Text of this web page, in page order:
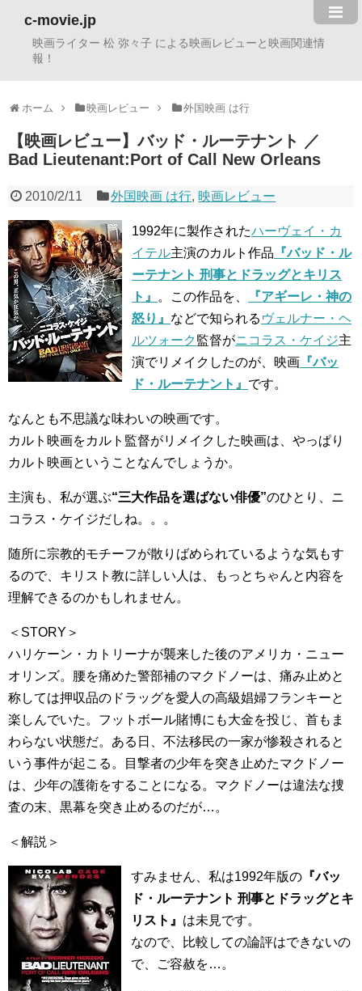
c-movie.jp
映画ライター 松 弥々子 による映画レビューと映画関連情
報！
ホーム 映画レビュー 外国映画 は行
【映画レビュー】バッド・ルーテナント ／
Bad Lieutenant:Port of Call New Orleans
2010/2/11 外国映画 は行, 映画レビュー
1992年に製作されたハーヴェイ・カ
イテル主演のカルト作品 『バッド・ル
ーテナント 刑事とドラッグとキリス
ト』
。この作品を、
『アギーレ・神の
怒り』 などで知られる ヴェルナー・ヘ
ルツォーク 監督がニコラス・ケイジ主
演でリメイクしたのが、映画 『バッ
ド・ルーテナント』 です。
なんとも不思議な味わいの映画です。
カルト映画をカルト監督がリメイクした映画は、やっぱり
カルト映画ということなんでしょうか。
主演も、私が選ぶ“三大作品を選ばない俳優”のひとり、ニ
コラス・ケイジだしね。。。
随所に宗教的モチーフが散りばめられているような気もす
るので、キリスト教に詳しい人は、もっとちゃんと内容を
理解できるのかもしれません。
＜STORY＞
ハリケーン・カトリーナが襲来した後のアメリカ・ニュー
オリンズ。腰を痛めた警部補のマクドノーは、痛み止めと
称しては押収品のドラッグを愛人の高級娼婦フランキーと
楽しんでいた。フットボール賭博にも大金を投じ、首もま
わらない状態だ。ある日、不法移民の一家が惨殺されると
いう事件が起こる。目撃者の少年を突き止めたマクドノー
は、少年の護衛をすることになる。マクドノーは違法な捜
査の末、黒幕を突き止めるのだが…。
＜解説＞
すみません、私は1992年版の 『バッ
ド・ルーテナント 刑事とドラッグとキ
リスト』 は未見です。
なので、比較しての論評はできないの
で、ご容赦を…。